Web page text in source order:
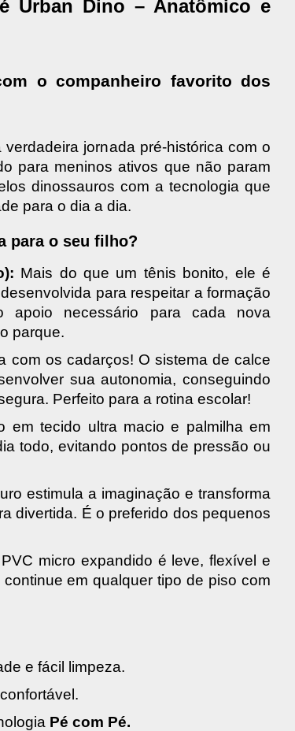
Urban Dino – Anatômico e
o companheiro favorito dos
para meninos ativos que não param
dinossauros com a tecnologia que
para o dia a dia.
para o seu filho?
Mais do que um tênis bonito, ele é
para respeitar a formação
apoio necessário para cada nova
parque.
com os cadarços! O sistema de calce
sua autonomia, conseguindo
Perfeito para a rotina escolar!
em tecido ultra macio e palmilha em
todo, evitando pontos de pressão ou
estimula a imaginação e transforma
divertida. É o preferido dos pequenos
micro expandido é leve, flexível e
em qualquer tipo de piso com
e fácil limpeza.
Pé com Pé.